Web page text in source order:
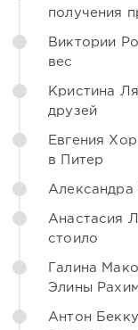
получения
Виктории
вес
Кристина
друзей
Евгения
в Питер
Александра
Анастасия
стоило
Галина
Элины
Антон